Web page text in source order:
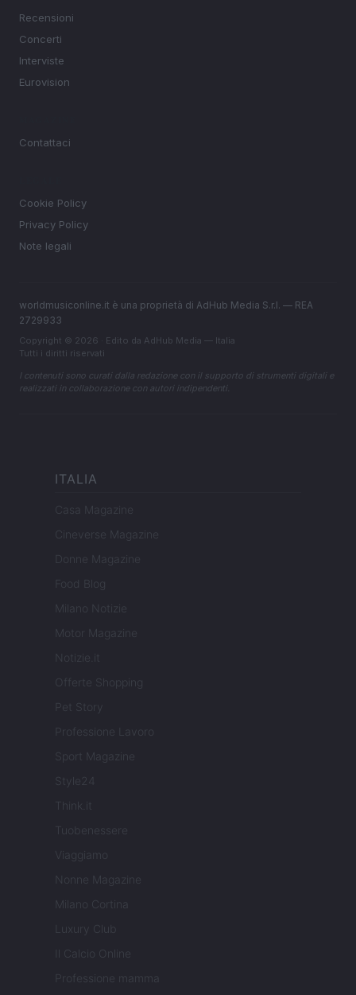
Recensioni
Concerti
Interviste
Eurovision
Contattaci
Cookie Policy
Privacy Policy
Note legali
worldmusiconline.it è una proprietà di AdHub Media S.r.l. — REA
2729933
Copyright © 2026 · Edito da AdHub Media — Italia
Tutti i diritti riservati
I contenuti sono curati dalla redazione con il supporto di strumenti digitali e
realizzati in collaborazione con autori indipendenti.
ITALIA
Casa Magazine
Cineverse Magazine
Donne Magazine
Food Blog
Milano Notizie
Motor Magazine
Notizie.it
Offerte Shopping
Pet Story
Professione Lavoro
Sport Magazine
Style24
Think.it
Tuobenessere
Viaggiamo
Nonne Magazine
Milano Cortina
Luxury Club
Il Calcio Online
Professione mamma